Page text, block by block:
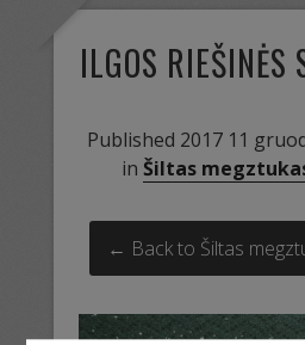
ILGOS RIEŠINĖS
Published 2017 11
in Šiltas
← Back to Šiltas